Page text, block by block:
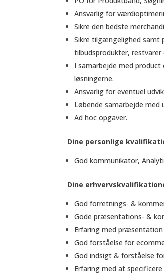
Ansvarlig for
Sikre den bedste
Sikre tilgængelighed samt
tilbudsprodukter, restvarer
I samarbejde med
løsningerne.
Ansvarlig for eventuel
Løbende samarbejde med
Ad hoc opgaver.
Dine personlige
God kommunikator,
Dine
God forretnings- &
Gode præsentations- &
Erfaring med
God forståelse for
God indsigt & forståelse
Erfaring med at